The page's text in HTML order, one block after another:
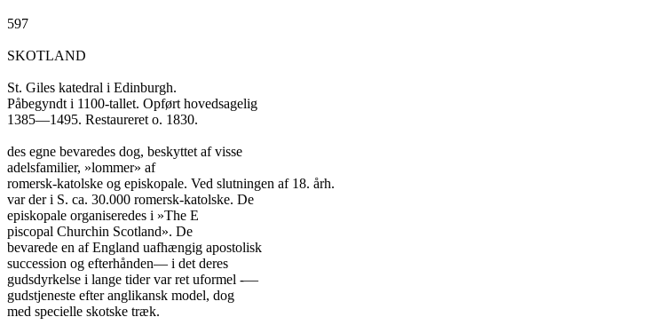
597
SKOTLAND
St. Giles katedral i Edinburgh.
Påbegyndt i 1100-tallet. Opført hovedsagelig
1385—1495. Restaureret o. 1830.
des egne bevaredes dog, beskyttet af visse
adelsfamilier, »lommer» af
romersk-katolske og episkopale. Ved slutningen af 18. årh.
var der i S. ca. 30.000 romersk-katolske. De
episkopale organiseredes i »The E
piscopal Churchin Scotland». De
bevarede en af England uafhængig apostolisk
succession og efterhånden— i det deres
gudsdyrkelse i lange tider var ret uformel -—
gudstjeneste efter anglikansk model, dog
med specielle skotske træk.